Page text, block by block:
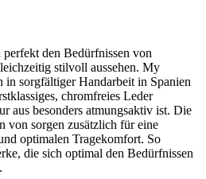
den Bedürfnissen von
stilvoll aussehen. My
in sorgfältiger Handarbeit in Spanien
chromfreies Leder
aus besonders atmungsaktiv ist. Die
von sorgen zusätzlich für eine
optimalen Tragekomfort. So
die sich optimal den Bedürfnissen